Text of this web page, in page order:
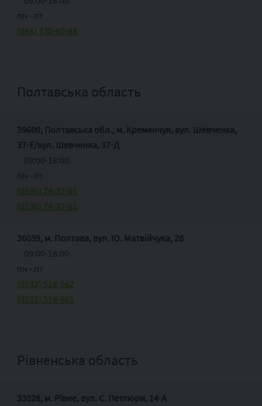
пн ‑ пт
(048) 730-60-88
Полтавська область
39600, Полтавська обл., м. Кременчук, вул. Шевченка,
37-Е/вул. Шевченка, 37-Д
09:00-18:00
пн ‑ пт
(0536) 74-37-05
(0536) 74-37-01
36039, м. Полтава, вул. Ю. Матвійчука, 28
09:00-18:00
пн ‑ пт
(0532) 518-562
(0532) 518-561
Рівненська область
33028, м. Рівне, вул. С. Петлюри, 14-А